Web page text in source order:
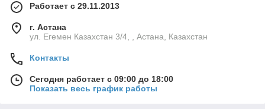
Работает с 29.11.2013
г. Астана
ул. Егемен Казахстан 3/4, , Астана, Казахстан
Контакты
Сегодня работает с 09:00 до 18:00
Показать весь график работы